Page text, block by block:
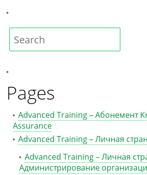
Pages
Advanced Training – Абонемент
Assurance
Advanced Training – Личная
Advanced Training – Личная
Администрирование